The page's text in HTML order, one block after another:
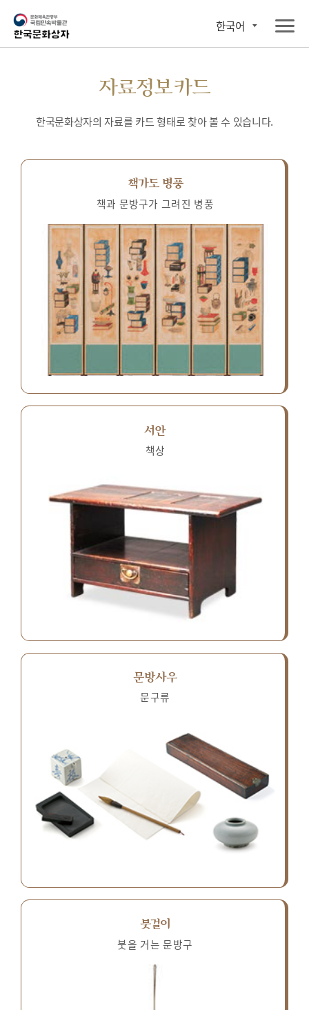
한국어
자료정보카드
한국문화상자의 자료를 카드 형태로 찾아 볼 수 있습니다.
책가도 병풍
책과 문방구가 그려진 병풍
서안
책상
문방사우
문구류
붓걸이
붓을 거는 문방구